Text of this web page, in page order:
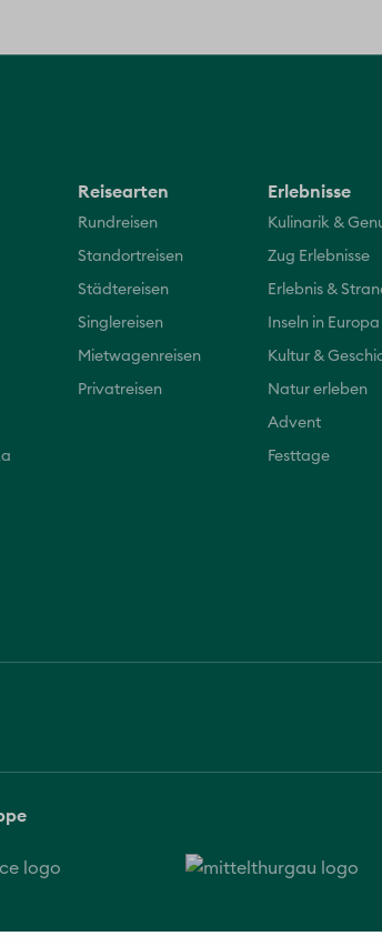
Reisearten
Rundreisen
Standortreisen
Städtereisen
Singlereisen
Mietwagenreisen
Privatreisen
Erlebnisse
Kulinarik &
Zug Erlebnisse
Erlebnis &
Inseln in Europa
Kultur &
Natur erleben
Advent
Festtage